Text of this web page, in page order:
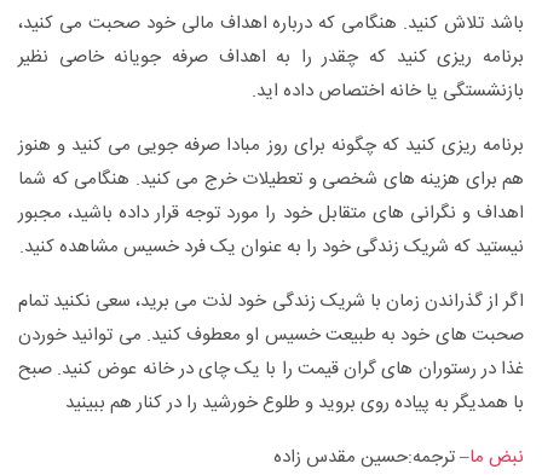
باشد تلاش کنید. هنگامی که درباره اهداف مالی خود صحبت می کنید،
برنامه ریزی کنید که چقدر را به اهداف صرفه جویانه خاصی نظیر
بازنشستگی یا خانه اختصاص داده اید.
برنامه ریزی کنید که چگونه برای روز مبادا صرفه جویی می کنید و هنوز
هم برای هزینه های شخصی و تعطیلات خرج می کنید. هنگامی که شما
اهداف و نگرانی های متقابل خود را مورد توجه قرار داده باشید، مجبور
نیستید که شریک زندگی خود را به عنوان یک فرد خسیس مشاهده کنید.
اگر از گذراندن زمان با شریک زندگی خود لذت می برید، سعی نکنید تمام
صحبت های خود به طبیعت خسیس او معطوف کنید. می توانید خوردن
غذا در رستوران های گران قیمت را با یک چای در خانه عوض کنید. صبح
با همدیگر به پیاده روی بروید و طلوع خورشید را در کنار هم ببینید
نبض ما– ترجمه:حسین مقدس زاده